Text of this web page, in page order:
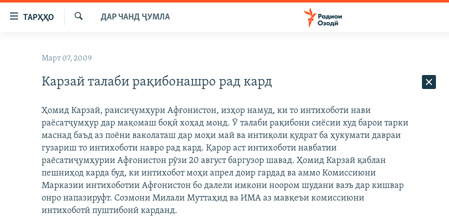
Пайвандҳои
дастрасӣ
ТАРҲҲО
ИҚТИСОД
ОСИЁИ МАРКАЗӢ
МЕҲМОНИ ОЗОДӢ
ВАРЗИШ
ГАПИ ОЗОД
РӮЗГОРИ МУҲОҶИР
ТАҲҚИҚОТ
ҶАНГ ДАР УКРАИНА
НАЗАРИ МАРДУМ
БЛОГИСТОН
ОЗОДӢ ОНЛАЙН
ЧАНДРАСОНАӢ
НИГОРИСТОН
РӮЙХАТҲО
КИТОБҲОИ ОЗОДӢ
ДАР ЧАНД ҶУМЛА
Март 07, 2009
Карзай талаби рақибонашро рад кард
Ҳомид Карзай, раисиҷумҳури Афғонистон, изҳор намуд, ки то интихоботи нави
раёсатҷумҳур дар мақомаш боқӣ хоҳад монд. Ӯ талаби рақибони сиёсии худ барои тарки
маснад баъд аз поёни ваколаташ дар моҳи май ва интиқоли қудрат ба ҳукумати давраи
гузариш то интихоботи навро рад кард. Қарор аст интихоботи навбатии
раёсатиҷумҳурии Афғонистон рӯзи 20 август баргузор шавад. Ҳомид Карзай қаблан
пешниҳод карда буд, ки интихобот моҳи апрел доир гардад ва аммо Комиссиюни
Марказии интихоботии Афғонистон бо далели имкони ноором шудани вазъ дар кишвар
онро напазируфт. Созмони Милали Муттаҳид ва ИМА аз мавқеъи комиссиюни
интихоботӣ пуштибонӣ карданд.